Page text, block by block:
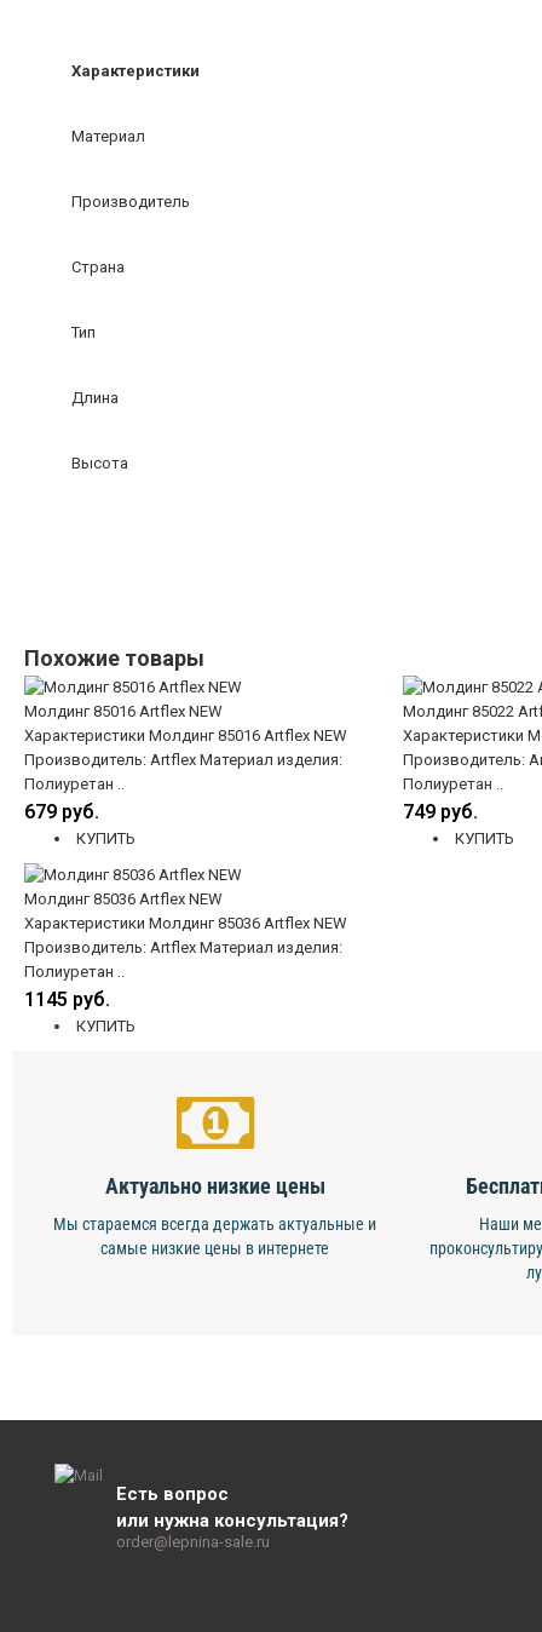
Характеристики
Материал
Производитель
Страна
Тип
Длина
Высота
Похожие товары
Молдинг 85016 Artflex NEW
Характеристики Молдинг 85016 Artflex NEW
Производитель: Artflex Материал изделия:
Полиуретан ..
679 руб.
КУПИТЬ
Молдинг 85022
Характеристики
Производитель:
Полиуретан ..
749 руб.
КУПИТЬ
Молдинг 85036 Artflex NEW
Характеристики Молдинг 85036 Artflex NEW
Производитель: Artflex Материал изделия:
Полиуретан ..
1145 руб.
КУПИТЬ
Актуально низкие цены
Мы стараемся всегда держать актуальные и
самые низкие цены в интернете
Наши
Есть вопрос
или нужна консультация?
order@lepnina-sale.ru